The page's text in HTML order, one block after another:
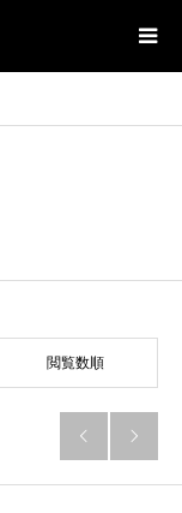
閲覧数順
 